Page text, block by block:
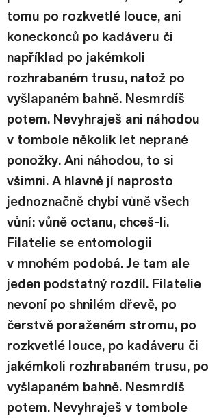
tomu po rozkvetlé louce, ani
koneckonců po kadáveru či
například po jakémkoli
rozhrabaném trusu, natož po
vyšlapaném bahně. Nesmrdíš
potem. Nevyhraješ ani náhodou
v tombole několik let neprané
ponožky. Ani náhodou, to si
všimni. A hlavně jí naprosto
jednoznačně chybí vůně všech
vůní: vůně octanu, chceš-li.
Filatelie se entomologii
v mnohém podobá. Je tam ale
jeden podstatný rozdíl. Filatelie
nevoní po shnilém dřevě, po
čerstvě poraženém stromu, po
rozkvetlé louce, po kadáveru či
jakémkoli rozhrabaném trusu, po
vyšlapaném bahně. Nesmrdíš
potem. Nevyhraješ v tombole